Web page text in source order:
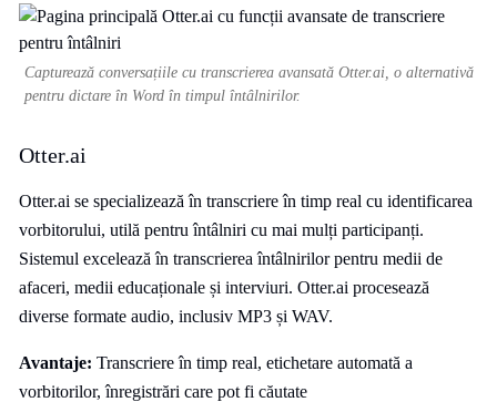
Capturează conversațiile cu transcrierea avansată Otter.ai, o alternativă
pentru dictare în Word în timpul întâlnirilor.
Otter.ai
Otter.ai se specializează în transcriere în timp real cu identificarea
vorbitorului, utilă pentru întâlniri cu mai mulți participanți.
Sistemul excelează în transcrierea întâlnirilor pentru medii de
afaceri, medii educaționale și interviuri. Otter.ai procesează
diverse formate audio, inclusiv MP3 și WAV.
Avantaje: Transcriere în timp real, etichetare automată a
vorbitorilor, înregistrări care pot fi căutate